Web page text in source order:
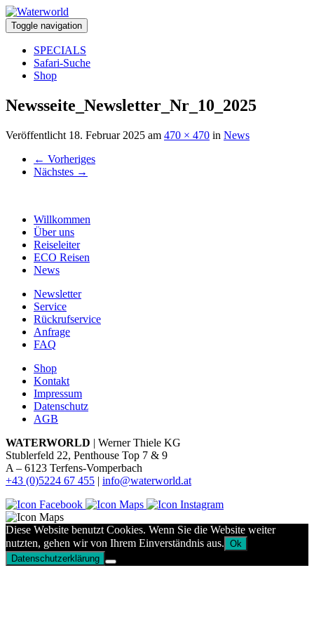
Toggle navigation
SPECIALS
Safari-Suche
Shop
Newsseite_Newsletter_Nr_10_2025
Veröffentlicht 18. Februar 2025 am 470 × 470 in News
← Vorheriges
Nächstes →
Willkommen
Über uns
Reiseleiter
ECO Reisen
News
Newsletter
Service
Rückrufservice
Anfrage
FAQ
Shop
Kontakt
Impressum
Datenschutz
AGB
WATERWORLD | Werner Thiele KG
Stublerfeld 22, Penthouse Top 7 & 9
A – 6123 Terfens-Vomperbach
+43 (0)5224 67 455 | info@waterworld.at
Diese Website benutzt Cookies. Wenn Sie die Website weiter
nutzten, gehen wir von Ihrem Einverständnis aus. Ok
Datenschutzerklärung